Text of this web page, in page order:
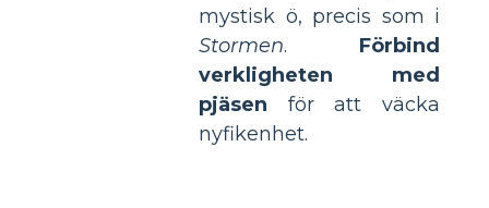
mystisk ö, precis som i
Stormen. Förbind
verkligheten med
pjäsen för att väcka
nyfikenhet.